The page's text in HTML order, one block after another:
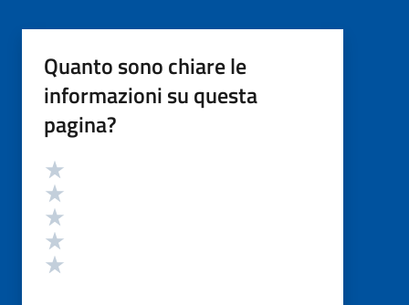
Quanto sono chiare le
informazioni su questa
pagina?
Valutazione